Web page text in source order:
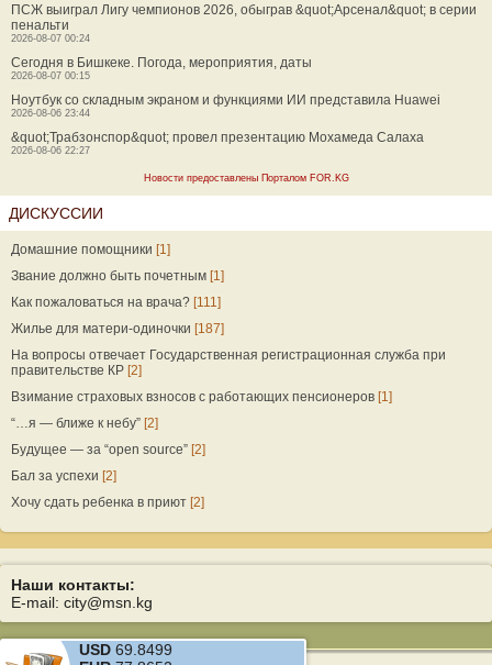
ПСЖ выиграл Лигу чемпионов 2026, обыграв &quot;Арсенал&quot; в серии
пенальти
2026-08-07 00:24
Сегодня в Бишкеке. Погода, мероприятия, даты
2026-08-07 00:15
Ноутбук со складным экраном и функциями ИИ представила Huawei
2026-08-06 23:44
&quot;Трабзонспор&quot; провел презентацию Мохамеда Салаха
2026-08-06 22:27
Новости предоставлены Порталом FOR.KG
ДИСКУССИИ
Домашние помощники [1]
Звание должно быть почетным [1]
Как пожаловаться на врача? [111]
Жилье для матери-одиночки [187]
На вопросы отвечает Государственная регистрационная служба при
правительстве КР [2]
Взимание страховых взносов с работающих пенсионеров [1]
“…я — ближе к небу” [2]
Будущее — за “open source” [2]
Бал за успехи [2]
Хочу сдать ребенка в приют [2]
Наши контакты:
E-mail: city@msn.kg
USD 69.8499